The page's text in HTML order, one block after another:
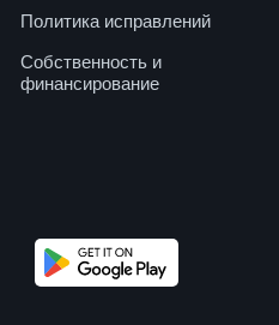
Политика исправлений
Собственность и
финансирование